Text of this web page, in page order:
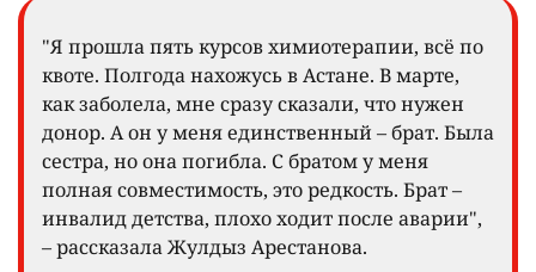
"Я прошла пять курсов химиотерапии, всё по
квоте. Полгода нахожусь в Астане. В марте,
как заболела, мне сразу сказали, что нужен
донор. А он у меня единственный – брат. Была
сестра, но она погибла. С братом у меня
полная совместимость, это редкость. Брат –
инвалид детства, плохо ходит после аварии",
– рассказала Жулдыз Арестанова.